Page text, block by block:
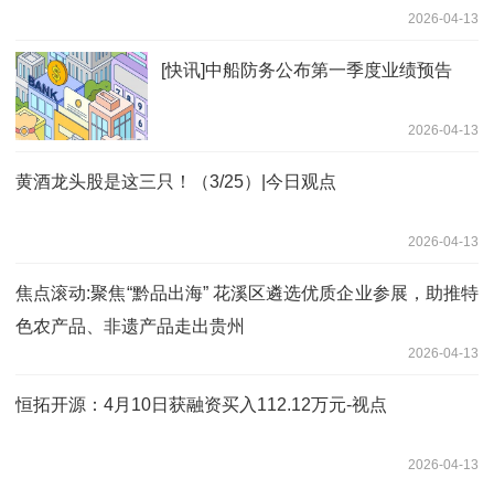
2026-04-13
[快讯]中船防务公布第一季度业绩预告
2026-04-13
黄酒龙头股是这三只！（3/25）|今日观点
2026-04-13
焦点滚动:聚焦“黔品出海” 花溪区遴选优质企业参展，助推特
色农产品、非遗产品走出贵州
2026-04-13
恒拓开源：4月10日获融资买入112.12万元-视点
2026-04-13